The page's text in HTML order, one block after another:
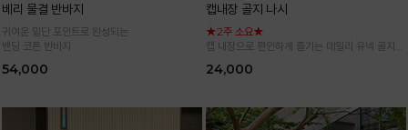
베리 물결 반바지
귀여운 밑단 포인트로 완성되는
밴딩 코튼 반바지
54,000
캡내장 골지 나시
★2주 소요★
캡 내장으로 편안하게 즐기는 데일리 유넥 골지
24,000